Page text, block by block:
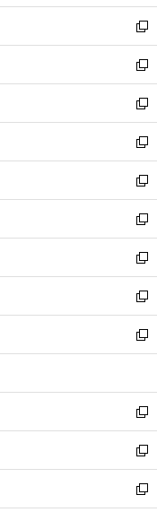
ウ
ィ
ン
ド
ウ
で
開
く
し
い
ウ
ィ
ン
ド
ウ
で
開
く
新
し
い
ウ
ィ
ン
ド
ウ
で
開
く
新
し
い
ウ
ィ
ン
ド
ウ
で
開
く
新
し
い
ウ
ィ
ン
ド
ウ
で
開
く
新
し
い
ウ
ィ
ン
ド
ウ
で
開
く
新
し
い
ウ
ィ
ン
ド
ウ
で
開
新
し
い
ウ
ィ
ン
ド
ウ
開
く
新
し
い
ウ
ィ
ン
ウ
で
開
く
新
し
い
ウ
ン
ド
ウ
で
開
く
新
し
ウ
ィ
ン
ド
ウ
で
開
新
し
い
ウ
ィ
新
し
い
新